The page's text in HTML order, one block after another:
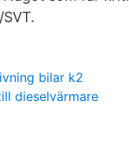
bilar k2
dieselvärmare